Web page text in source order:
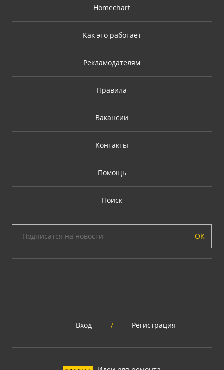
Homechart
Как это работает
Рекламодателям
Правила
Вакансии
Контакты
Помощь
Поиск
ОК
Вход / Регистрация